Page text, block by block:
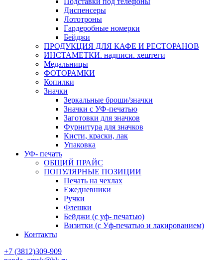
Диспенсеры
Лототроны
Гардеробные номерки
Бейджи
ПРОДУКЦИЯ ДЛЯ КАФЕ И РЕСТОРАНОВ
ИНСТАМЕТКИ. надписи. хештеги
Медальницы
ФОТОРАМКИ
Копилки
Значки
Зеркальные броши/значки
Значки с УФ-печатью
Заготовки для значков
Фурнитура для значков
Кисти, краски, лак
Упаковка
УФ- печать
ОБЩИЙ ПРАЙС
ПОПУЛЯРНЫЕ ПОЗИЦИИ
Печать на чехлах
Ежедневники
Ручки
Флешки
Бейджи (с уф- печатью)
Визитки (с Уф-печатью и лакированием)
Контакты
+7 (3812)309-909